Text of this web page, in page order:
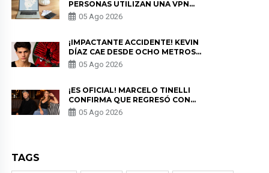
PERSONAS UTILIZAN UNA VPN
PARA PROTEGER SU
PRIVACIDAD?
05 Ago 2026
¡IMPACTANTE ACCIDENTE! KEVIN
DÍAZ CAE DESDE OCHO METROS
EN “ESTO ES GUERRA” Y GENERA
PREOCUPACIÓN
05 Ago 2026
¡ES OFICIAL! MARCELO TINELLI
CONFIRMA QUE REGRESÓ CON
MILETT FIGUEROA: “EL AMOR
PUDO MÁS”
05 Ago 2026
TAGS